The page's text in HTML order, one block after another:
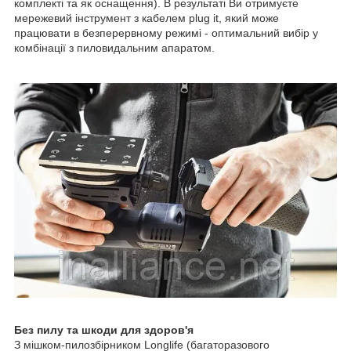
комплекті та як оснащення). В результаті Ви отримуєте
мережевий інструмент з кабелем plug it, який може
працювати в безперервному режимі - оптимальний вибір у
комбінації з пиловидальним апаратом.
Без пилу та шкоди для здоров'я
З мішком-пилозбірником Longlife (багаторазового